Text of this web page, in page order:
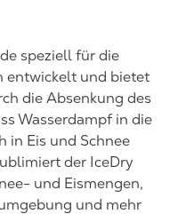
speziell für die
entwickelt und bietet
die Absenkung des
Wasserdampf in die
in Eis und Schnee
der IceDry
und Eismengen,
und mehr